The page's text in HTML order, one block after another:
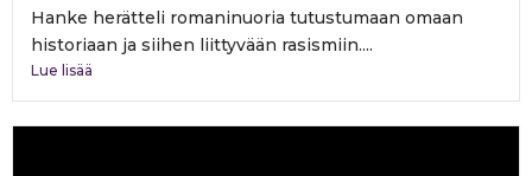
Hanke herätteli romaninuoria tutustumaan omaan
historiaan ja siihen liittyvään rasismiin....
Lue lisää